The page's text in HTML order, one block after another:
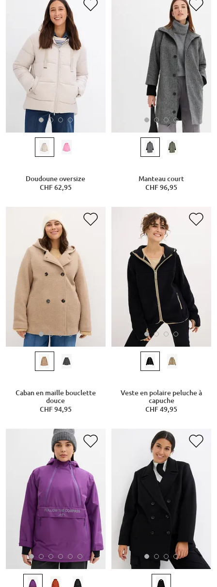
Doudoune oversize
CHF 62,95
Manteau court
CHF 96,95
Caban en maille bouclette
douce
CHF 94,95
Veste en polaire peluche à
capuche
CHF 49,95